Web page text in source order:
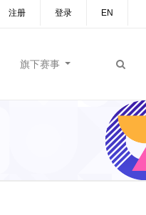
EN
登录
注册
旗下赛事